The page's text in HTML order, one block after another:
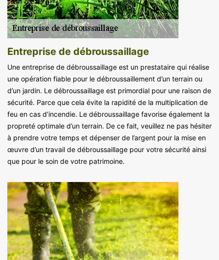
Entreprise de débroussaillage
Une entreprise de débroussaillage est un prestataire qui réalise
une opération fiable pour le débroussaillement d’un terrain ou
d’un jardin. Le débroussaillage est primordial pour une raison de
sécurité. Parce que cela évite la rapidité de la multiplication de
feu en cas d’incendie. Le débroussaillage favorise également la
propreté optimale d’un terrain. De ce fait, veuillez ne pas hésiter
à prendre votre temps et dépenser de l’argent pour la mise en
œuvre d’un travail de débroussaillage pour votre sécurité ainsi
que pour le soin de votre patrimoine.